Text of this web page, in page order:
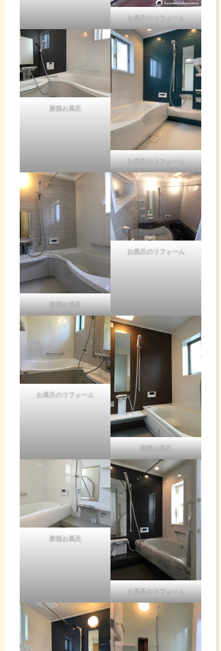
お風呂のリフォーム
新築お風呂
お風呂のリフォーム
新築お風呂
お風呂のリフォーム
お風呂のリフォーム
新築お風呂
新築お風呂
お風呂のリフォーム